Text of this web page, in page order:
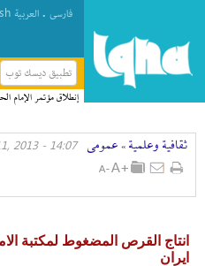
فارسی . العربیة
تطبيق ديسك توب
إنطلاق مؤتمر الإمام
ثقافیة وعلمیة » عمومی 14:07 - January 11, 2013
انتاج القرص المضغوط لمكتبة
ايران